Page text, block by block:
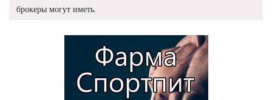
брокеры могут иметь.